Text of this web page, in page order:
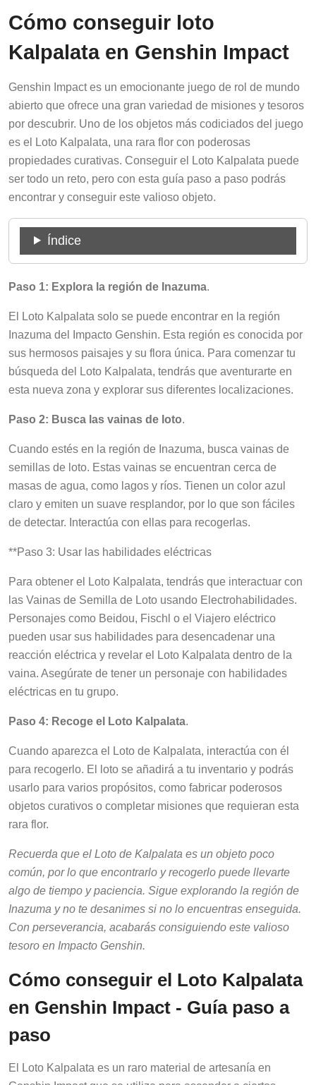
Cómo conseguir loto
Kalpalata en Genshin Impact
Genshin Impact es un emocionante juego de rol de mundo
abierto que ofrece una gran variedad de misiones y tesoros
por descubrir. Uno de los objetos más codiciados del juego
es el Loto Kalpalata, una rara flor con poderosas
propiedades curativas. Conseguir el Loto Kalpalata puede
ser todo un reto, pero con esta guía paso a paso podrás
encontrar y conseguir este valioso objeto.
Índice
Paso 1: Explora la región de Inazuma.
El Loto Kalpalata solo se puede encontrar en la región
Inazuma del Impacto Genshin. Esta región es conocida por
sus hermosos paisajes y su flora única. Para comenzar tu
búsqueda del Loto Kalpalata, tendrás que aventurarte en
esta nueva zona y explorar sus diferentes localizaciones.
Paso 2: Busca las vainas de loto.
Cuando estés en la región de Inazuma, busca vainas de
semillas de loto. Estas vainas se encuentran cerca de
masas de agua, como lagos y ríos. Tienen un color azul
claro y emiten un suave resplandor, por lo que son fáciles
de detectar. Interactúa con ellas para recogerlas.
**Paso 3: Usar las habilidades eléctricas
Para obtener el Loto Kalpalata, tendrás que interactuar con
las Vainas de Semilla de Loto usando Electrohabilidades.
Personajes como Beidou, Fischl o el Viajero eléctrico
pueden usar sus habilidades para desencadenar una
reacción eléctrica y revelar el Loto Kalpalata dentro de la
vaina. Asegúrate de tener un personaje con habilidades
eléctricas en tu grupo.
Paso 4: Recoge el Loto Kalpalata.
Cuando aparezca el Loto de Kalpalata, interactúa con él
para recogerlo. El loto se añadirá a tu inventario y podrás
usarlo para varios propósitos, como fabricar poderosos
objetos curativos o completar misiones que requieran esta
rara flor.
Recuerda que el Loto de Kalpalata es un objeto poco
común, por lo que encontrarlo y recogerlo puede llevarte
algo de tiempo y paciencia. Sigue explorando la región de
Inazuma y no te desanimes si no lo encuentras enseguida.
Con perseverancia, acabarás consiguiendo este valioso
tesoro en Impacto Genshin.
Cómo conseguir el Loto Kalpalata
en Genshin Impact - Guía paso a
paso
El Loto Kalpalata es un raro material de artesanía en